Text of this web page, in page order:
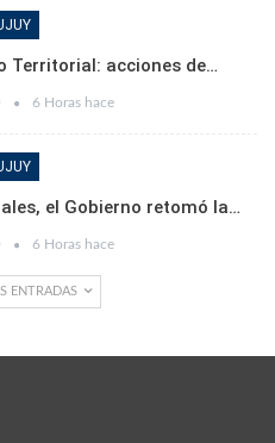
Territorial: acciones de…
6 Horas hace
el Gobierno retomó la…
6 Horas hace
ENTRADAS